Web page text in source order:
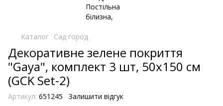
Каталог Сад город
Декоративне зелене покриття
"Gaya", комплект 3 шт, 50х150 см
(GCK Set-2)
Артикул: 651245 Залишити відгук